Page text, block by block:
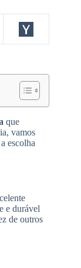
que
vamos
escolha
e durável
de outros